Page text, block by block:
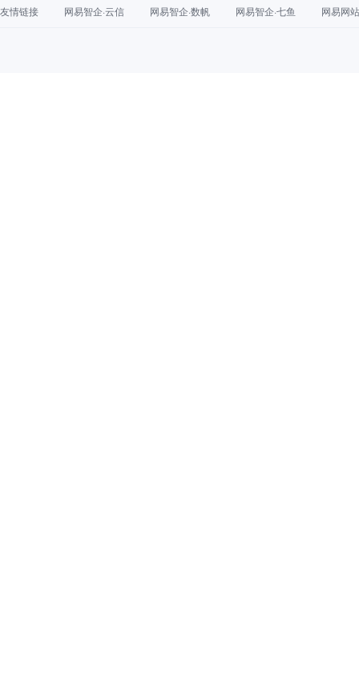
友情链接 网易智企·云信 网易智企·数帆 网易智企·七鱼 网易网